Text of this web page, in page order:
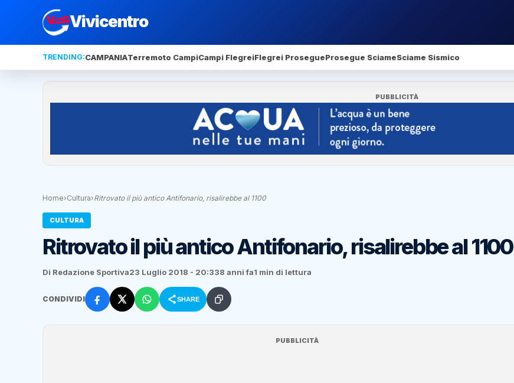
Vivicentro
TRENDING:CAMPANIATerremoto CampiCampi FlegreiFlegrei ProsegueProsegue SciameSciame Sismico
PUBBLICITÀ
Home›Cultura›Ritrovato il più antico Antifonario, risalirebbe al 1100
CULTURA
Ritrovato il più antico Antifonario, risalirebbe al 1100
Di Redazione Sportiva23 Luglio 2018 - 20:338 anni fa1 min di lettura
CONDIVIDI SHARE
PUBBLICITÀ